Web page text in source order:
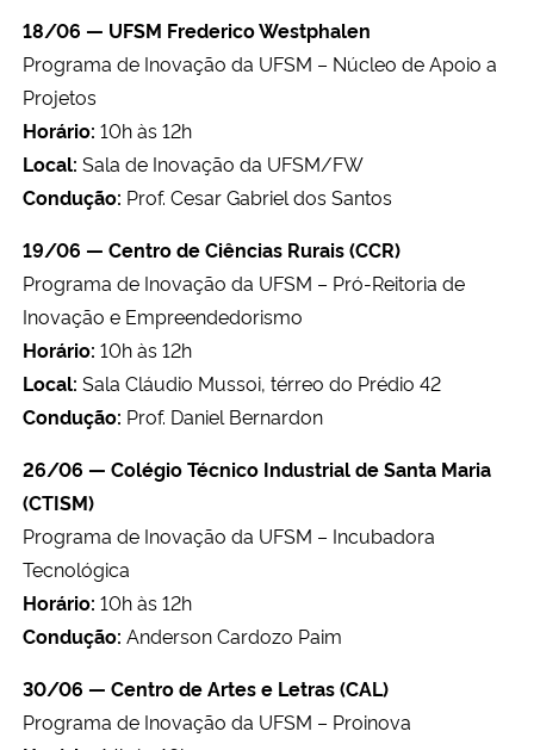
18/06 — UFSM Frederico Westphalen
Programa de Inovação da UFSM – Núcleo de Apoio a
Projetos
Horário: 10h às 12h
Local: Sala de Inovação da UFSM/FW
Condução: Prof. Cesar Gabriel dos Santos
19/06 — Centro de Ciências Rurais (CCR)
Programa de Inovação da UFSM – Pró-Reitoria de
Inovação e Empreendedorismo
Horário: 10h às 12h
Local: Sala Cláudio Mussoi, térreo do Prédio 42
Condução: Prof. Daniel Bernardon
26/06 — Colégio Técnico Industrial de Santa Maria
(CTISM)
Programa de Inovação da UFSM – Incubadora
Tecnológica
Horário: 10h às 12h
Condução: Anderson Cardozo Paim
30/06 — Centro de Artes e Letras (CAL)
Programa de Inovação da UFSM – Proinova